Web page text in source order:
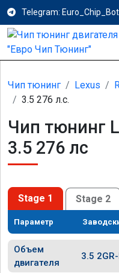
Telegram: Euro_Chip_Bot
Чип тюнинг Lexus
3.5 276 л.с.
Чип тюнинг
3.5 276 лс
Stage 1 Stage 2
Параметр
Объем
двигателя
3.5 2GR-